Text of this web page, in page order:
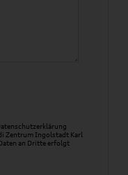
Zentrum Ingolstadt Karl
an Dritte erfolgt